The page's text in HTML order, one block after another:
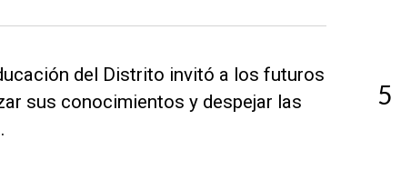
del Distrito invitó a los futuros
sus conocimientos y despejar las
5